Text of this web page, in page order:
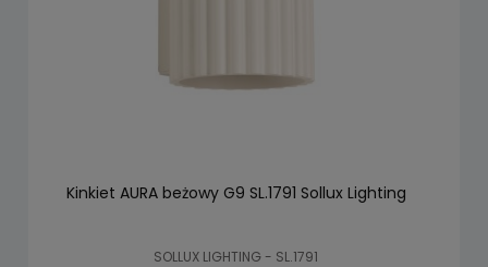
Kinkiet AURA beżowy G9 SL.1791 Sollux Lighting
SOLLUX LIGHTING - SL.1791